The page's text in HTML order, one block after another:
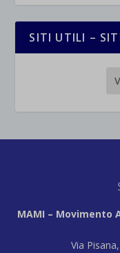
SITI UTILI –
MAMI – Movimento
Via